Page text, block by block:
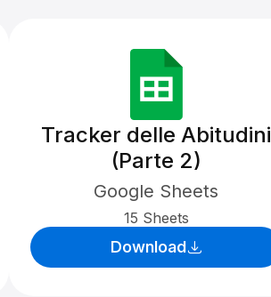
Tracker delle Abitudini
(Parte 2)
Google Sheets
15 Sheets
Download